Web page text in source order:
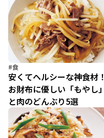
#食
安くてヘルシーな神食材！
お財布に優しい「もやし」
と肉のどんぶり5選